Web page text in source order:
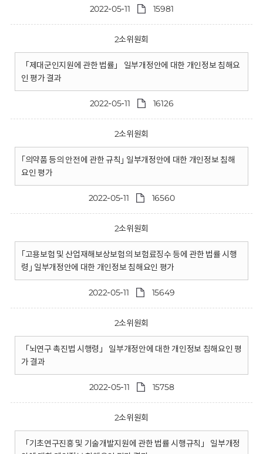
2022-05-11 15981
2소위원회
「제대군인지원에 관한 법률」 일부개정안에 대한 개인정보 침해요
인 평가 결과
2022-05-11 16126
2소위원회
｢의약품 등의 안전에 관한 규칙｣ 일부개정안에 대한 개인정보 침해
요인 평가
2022-05-11 16560
2소위원회
｢고용보험 및 산업재해보상보험의 보험료징수 등에 관한 법률 시행
령｣ 일부개정안에 대한 개인정보 침해요인 평가
2022-05-11 15649
2소위원회
「뇌연구 촉진법 시행령」 일부개정안에 대한 개인정보 침해요인 평
가 결과
2022-05-11 15758
2소위원회
「기초연구진흥 및 기술개발지원에 관한 법률 시행규칙」 일부개정